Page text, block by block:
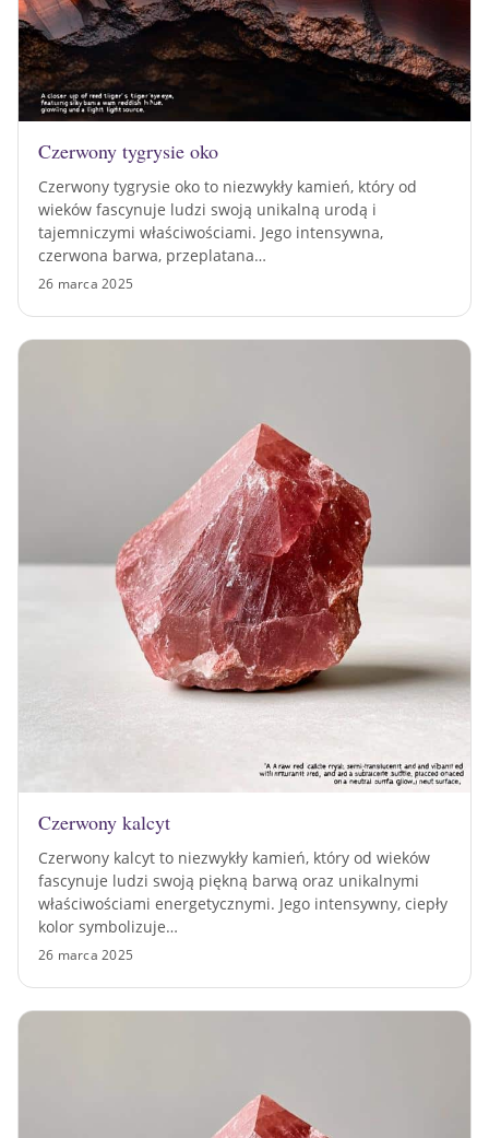
Czerwony tygrysie oko
Czerwony tygrysie oko to niezwykły kamień, który od
wieków fascynuje ludzi swoją unikalną urodą i
tajemniczymi właściwościami. Jego intensywna,
czerwona barwa, przeplatana…
26 marca 2025
Czerwony kalcyt
Czerwony kalcyt to niezwykły kamień, który od wieków
fascynuje ludzi swoją piękną barwą oraz unikalnymi
właściwościami energetycznymi. Jego intensywny, ciepły
kolor symbolizuje…
26 marca 2025